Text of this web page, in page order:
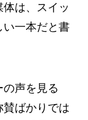
は、スイッ
い一本だと書
声を見る
賛ばかりでは